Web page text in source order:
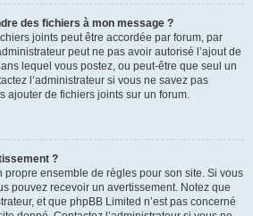
des fichiers à mon message ?
joints peut être accordée par forum, par
peut ne pas avoir autorisé l’ajout de
lequel vous postez, ou peut-être que seul un
l’administrateur si vous ne savez pas
ajouter de fichiers joints sur un forum.
?
ensemble de règles pour son site. Si vous
pouvez recevoir un avertissement. Notez que
et que phpBB Limited n’est pas concerné